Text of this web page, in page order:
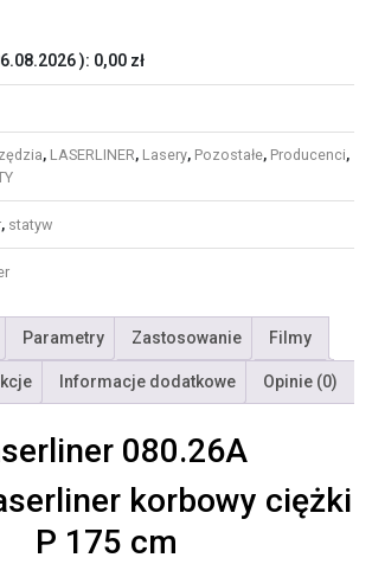
): 0,00 zł
, LASERLINER, Lasery, Pozostałe, Producenci,
, statyw
Parametry Zastosowanie Filmy
Informacje dodatkowe Opinie (0)
080.26A
korbowy ciężki
P 175 cm